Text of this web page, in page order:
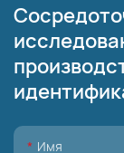
Имя